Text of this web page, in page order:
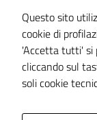
Note legali
Dichiarazione di
Piano di
Statistiche sito
Questo sito
cookie di
'Accetta tutti' si
cliccando sul
soli cookie